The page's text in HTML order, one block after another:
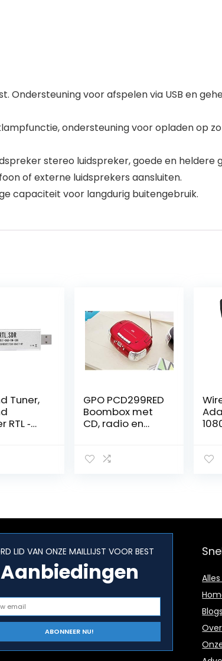
Ondersteuning voor afspelen via USB en
ondersteuning voor opladen op
stereo luidspreker, goede en heldere
of externe luidsprekers aansluiten.
capaciteit voor langdurig buitengebruik.
Tuner,
RTL ‑
0,1
GPO PCD299RED
Boombox met
CD, radio en
LID VAN ONZE MAILLIJST VOOR BEST
Aanbiedingen
Blogs